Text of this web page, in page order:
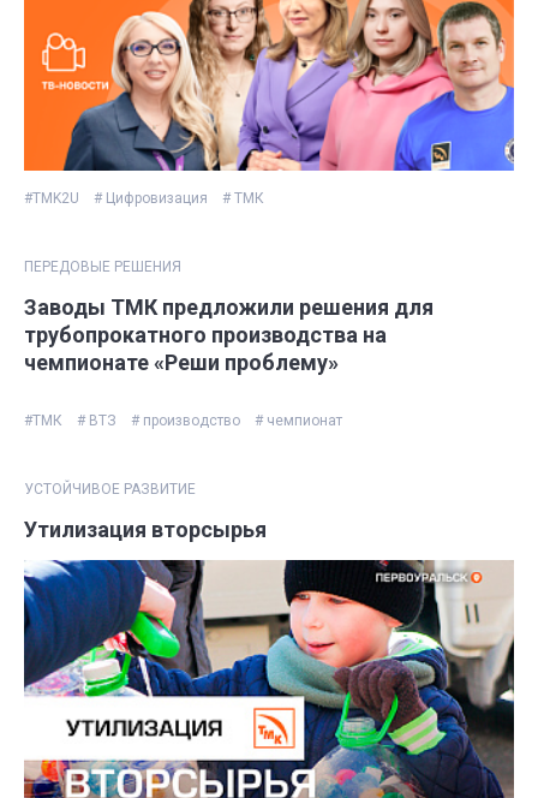
#TMK2U # Цифровизация # ТМК
ПЕРЕДОВЫЕ РЕШЕНИЯ
Заводы ТМК предложили решения для
трубопрокатного производства на
чемпионате «Реши проблему»
#ТМК # ВТЗ # производство # чемпионат
УСТОЙЧИВОЕ РАЗВИТИЕ
Утилизация вторсырья